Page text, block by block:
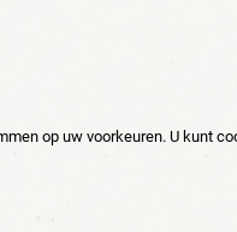
op uw voorkeuren. U kunt